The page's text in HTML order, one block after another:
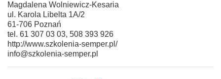
Magdalena Wolniewicz-Kesaria
ul. Karola Libelta 1A/2
61-706 Poznań
tel. 61 307 03 03, 508 393 926
http://www.szkolenia-semper.pl/
info@szkolenia-semper.pl